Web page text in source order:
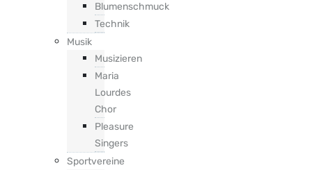
Blumenschmuck
Technik
Musik
Musizieren
Maria
Lourdes
Chor
Pleasure
Singers
Sportvereine